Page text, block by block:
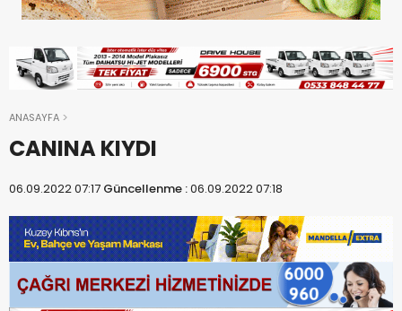
ANASAYFA
CANINA KIYDI
06.09.2022 07:17 Güncellenme :06.09.2022 07:18